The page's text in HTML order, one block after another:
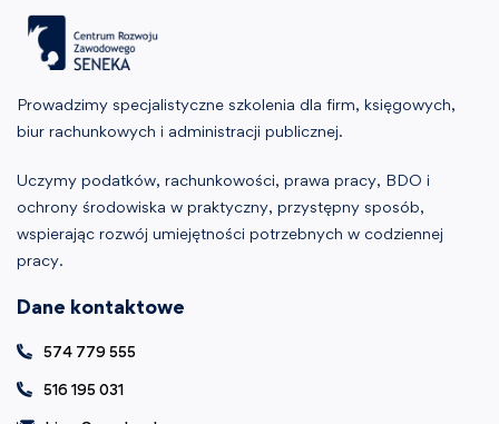
Prowadzimy specjalistyczne szkolenia dla firm, księgowych,
biur rachunkowych i administracji publicznej.
Uczymy podatków, rachunkowości, prawa pracy, BDO i
ochrony środowiska w praktyczny, przystępny sposób,
wspierając rozwój umiejętności potrzebnych w codziennej
pracy.
Dane kontaktowe
574 779 555
516 195 031